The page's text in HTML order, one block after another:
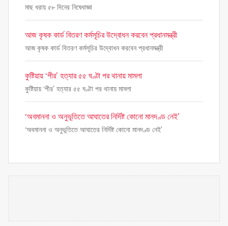
মাছ ধরায় ৫৮ দিনের নিষেধাজ্ঞা
আজ কৃষক কার্ড বিতরণ কর্মসূচির উদ্বোধন করবেন প্রধানমন্ত্রী
আজ কৃষক কার্ড বিতরণ কর্মসূচির উদ্বোধন করবেন প্রধানমন্ত্রী
কুষ্টিয়ায় ‘পীর’ হত্যার ৫৫ ঘণ্টা পর থানায় মামলা
কুষ্টিয়ায় ‘পীর’ হত্যার ৫৫ ঘণ্টা পর থানায় মামলা
‘অবমাননা ও অনুভূতিতে আঘাতের নির্দিষ্ট কোনো মানদণ্ড নেই’
‘অবমাননা ও অনুভূতিতে আঘাতের নির্দিষ্ট কোনো মানদণ্ড নেই’